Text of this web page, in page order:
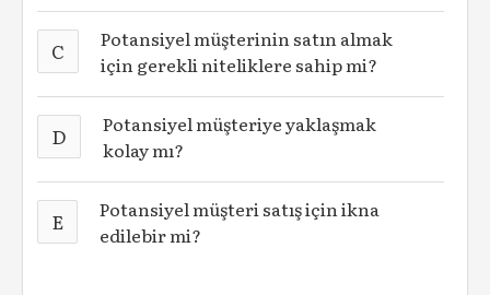
C
Potansiyel müşterinin satın almak
için gerekli niteliklere sahip mi?
D
Potansiyel müşteriye yaklaşmak
kolay mı?
E
Potansiyel müşteri satış için ikna
edilebir mi?